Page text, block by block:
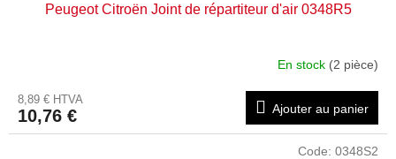
Peugeot Citroën Joint de répartiteur d'air 0348R5
En stock (2 pièce)
8,89 € HTVA
10,76 € Ajouter au panier
Code: 0348S2